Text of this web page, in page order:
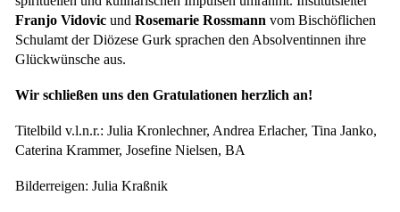
Franjo Vidovic und Rosemarie Rossmann vom Bischöflichen
Schulamt der Diözese Gurk sprachen den Absolventinnen ihre
Glückwünsche aus.
Wir schließen uns den Gratulationen herzlich an!
Titelbild v.l.n.r.: Julia Kronlechner, Andrea Erlacher, Tina Janko,
Caterina Krammer, Josefine Nielsen, BA
Bilderreigen: Julia Kraßnik